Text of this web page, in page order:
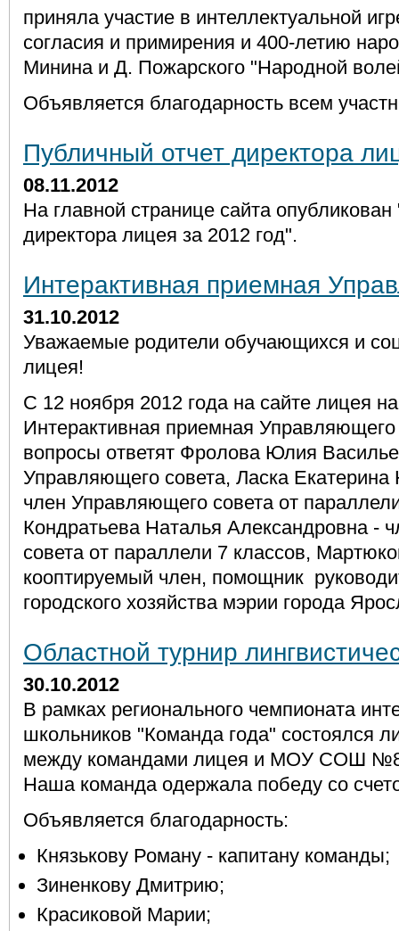
приняла участие в интеллектуальной
согласия и примирения и 400-летию
Минина и Д. Пожарского "Народной
Объявляется благодарность всем
Публичный отчет директора
08.11.2012
На главной странице сайта
директора лицея за 2012 год".
Интерактивная приемная
31.10.2012
Уважаемые родители обучающихся и
лицея!
С 12 ноября 2012 года на сайте лицея
Интерактивная приемная
вопросы ответят Фролова Юлия
Управляющего совета, Ласка Екатерина
член Управляющего совета от
Кондратьева Наталья Александровна -
совета от параллели 7 классов,
кооптируемый член, помощник
городского хозяйства мэрии города
Областной турнир
30.10.2012
В рамках регионального чемпионата
школьников "Команда года" состоялся
между командами лицея и МОУ СОШ №8
Наша команда одержала победу со
Объявляется благодарность:
Князькову Роману - капитану команды;
Зиненкову Дмитрию;
Красиковой Марии;